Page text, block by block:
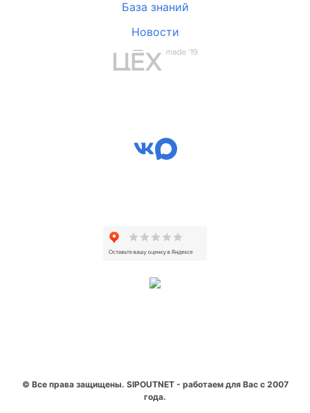
База знаний
Новости
© Все права защищены. SIPOUTNET - работаем для Вас с 2007
года.